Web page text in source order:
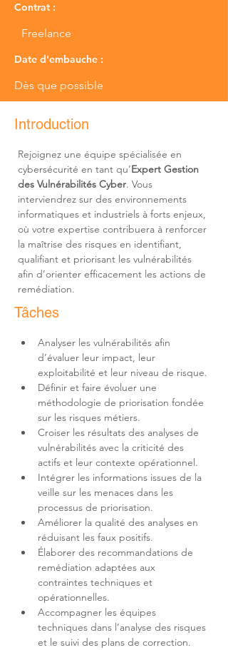
Contrat :
Freelance
Date d'embauche :
Dès que possible
Introduction
Rejoignez une équipe spécialisée en
cybersécurité en tant qu’Expert Gestion
des Vulnérabilités Cyber. Vous
interviendrez sur des environnements
informatiques et industriels à forts enjeux,
où votre expertise contribuera à renforcer
la maîtrise des risques en identifiant,
qualifiant et priorisant les vulnérabilités
afin d’orienter efficacement les actions de
remédiation.
Tâches
Analyser les vulnérabilités afin
d’évaluer leur impact, leur
Définir et faire évoluer une
méthodologie de priorisation fondée
Croiser les résultats des analyses de
vulnérabilités avec la criticité des
Intégrer les informations issues de la
veille sur les menaces dans les
Améliorer la qualité des analyses en
Élaborer des recommandations de
remédiation adaptées aux
contraintes techniques et
Accompagner les équipes
techniques dans l’analyse des risques